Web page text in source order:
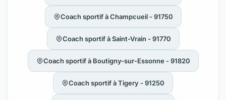
Coach sportif à Champcueil - 91750
Coach sportif à Saint-Vrain - 91770
Coach sportif à Boutigny-sur-Essonne - 91820
Coach sportif à Tigery - 91250